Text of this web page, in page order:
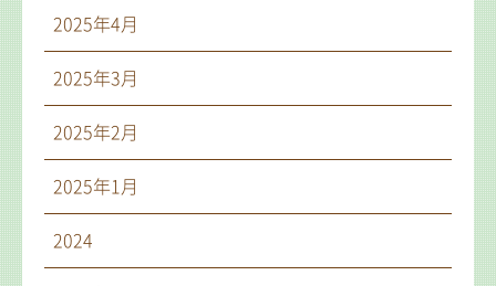
2025年4月
2025年3月
2025年2月
2025年1月
2024